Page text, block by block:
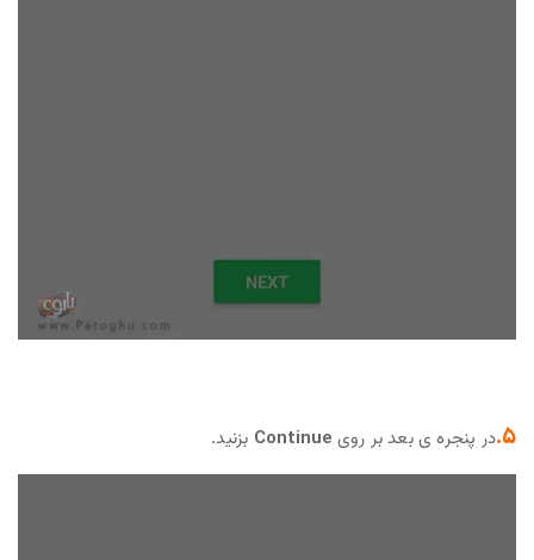
5. در پنجره ی بعد بر روی Continue بزنید.